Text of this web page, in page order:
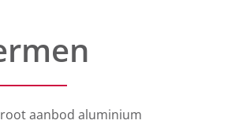
aanbod aluminium